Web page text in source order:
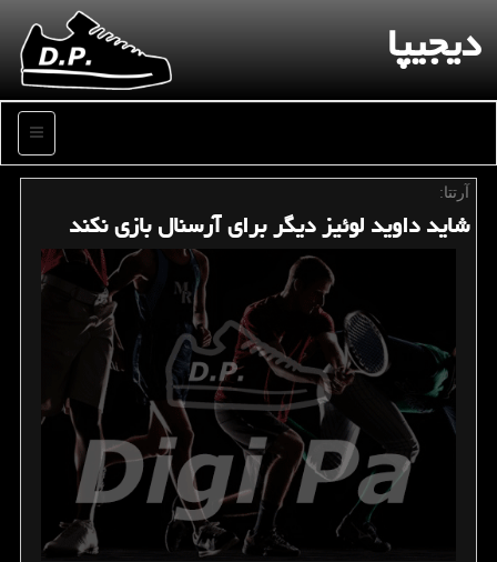
دیجیپا
منو
آرتتا:
شاید داوید لوئیز دیگر برای آرسنال بازی نكند